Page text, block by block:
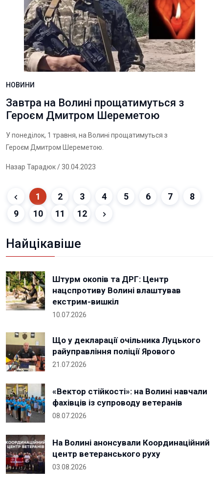
НОВИНИ
Завтра на Волині прощатимуться з
Героєм Дмитром Шереметою
У понеділок, 1 травня, на Волині прощатимуться з
Героєм Дмитром Шереметою.
Назар Тарадюк/ 30.04.2023
1 2 3 4 5 6 7
8
9
10 11 12
Найцікавіше
Штурм окопів та ДРГ: Центр
нацспротиву Волині влаштував
екстрим-вишкіл
10.07.2026
Що у декларації очільника Луцького
райуправління поліції Ярового
21.07.2026
«Вектор стійкості»: на Волині навчали
фахівців із супроводу ветеранів
08.07.2026
На Волині анонсували Координаційний
центр ветеранського руху
03.08.2026